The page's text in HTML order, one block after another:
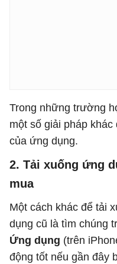
Trong những trường
một số giải pháp
của ứng dụng.
2. Tải xuống ứng
mua
Một cách khác để tải
dụng cũ là tìm chúng
Ứng dụng (trên
động tốt nếu gần đây